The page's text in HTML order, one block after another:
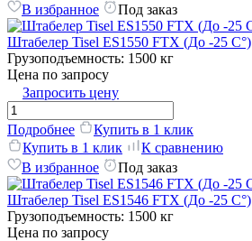
В избранное
Под заказ
Штабелер Tisel ES1550 FTX (До -25 C°)
Грузоподъемность: 1500 кг
Цена по запросу
Запросить цену
Подробнее
Купить в 1 клик
Купить в 1 клик
К сравнению
В избранное
Под заказ
Штабелер Tisel ES1546 FTX (До -25 C°)
Грузоподъемность: 1500 кг
Цена по запросу